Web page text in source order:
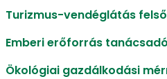
Turizmus-vendéglátás
Emberi erőforrás
Ökológiai gazdálkodási